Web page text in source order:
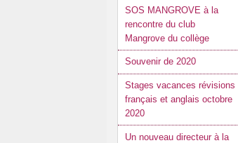
SOS MANGROVE à la
rencontre du club
Mangrove du collège
Souvenir de 2020
Stages vacances révisions
français et anglais octobre
2020
Un nouveau directeur à la